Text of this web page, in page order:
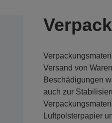
Versand von
Beschädigungen
auch zur
Luftpolsterpapier
einschließlich des
Verwendung von
Waren